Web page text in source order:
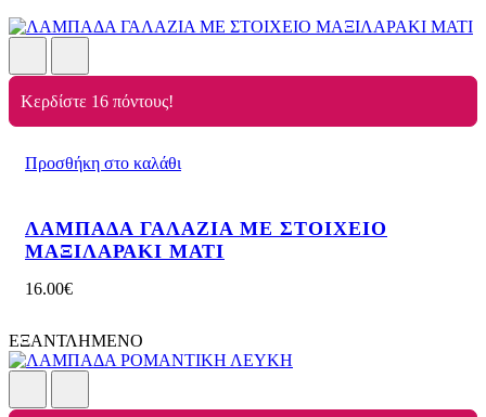
Κερδίστε 16 πόντους!
Προσθήκη στο καλάθι
ΛΑΜΠΑΔΑ ΓΑΛΑΖΙΑ ΜΕ ΣΤΟΙΧΕΙΟ
ΜΑΞΙΛΑΡΑΚΙ ΜΑΤΙ
16.00€
ΕΞΑΝΤΛΗΜΕΝΟ